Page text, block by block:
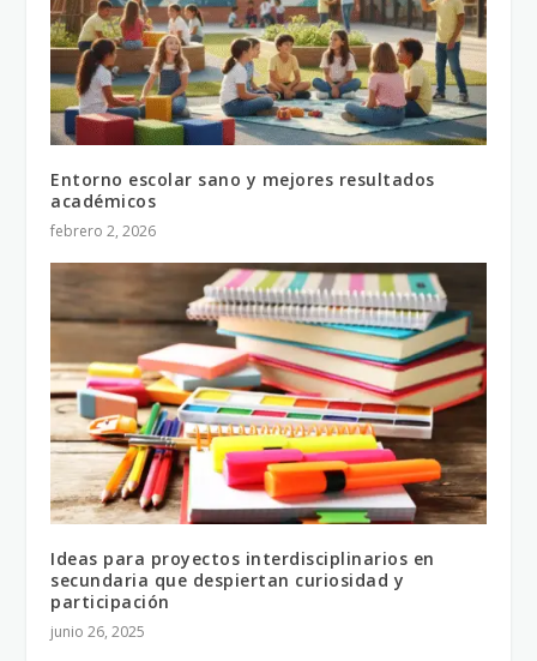
Entorno escolar sano y mejores resultados
académicos
febrero 2, 2026
Ideas para proyectos interdisciplinarios en
secundaria que despiertan curiosidad y
participación
junio 26, 2025